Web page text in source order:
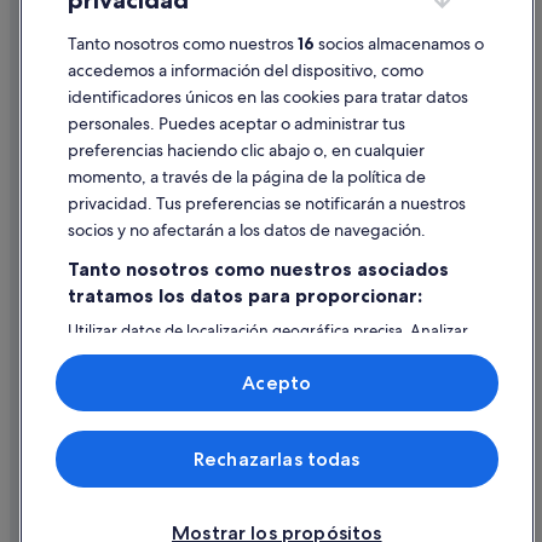
Pautas sobre el contenido y cómo denunciar contenido
Ayuda
Cancelar un vuelo
Cancelar una reserva de hotel o de un alquiler vacacional
Utilizar un cupón de Expedia
Documentos para viajes internacionales
© 2026 Expedia, Inc., una empresa de Expedia Group. Todos los
derechos reservados. Expedia y el logotipo de Expedia son marcas
comerciales o marcas comerciales registradas de Expedia, Inc.
Tanto nosotros como nuestros16 socios almacenamos o
accedemos a información del dispositivo, como
identificadores únicos en las cookies para tratar datos
personales. Puedes aceptar o administrar tus
preferencias haciendo clic abajo o, en cualquier
momento, a través de la página de la política de
privacidad. Tus preferencias se notificarán a nuestros
socios y no afectarán a los datos de navegación.
Tanto nosotros como nuestros asociados
tratamos los datos para proporcionar:
Utilizar datos de localización geográfica precisa. Analizar
activamente las características del dispositivo para su
identificación. Almacenar la información en un dispositivo
y/o acceder a ella. Publicidad y contenido personalizados,
medición de publicidad y contenido, investigación de
audiencia y desarrollo de servicios.
Lista de asociados (proveedores)
Mostrar los propósitos
Rechazarlas todas
Acepto